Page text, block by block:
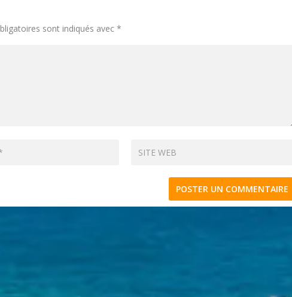
sont indiqués avec*